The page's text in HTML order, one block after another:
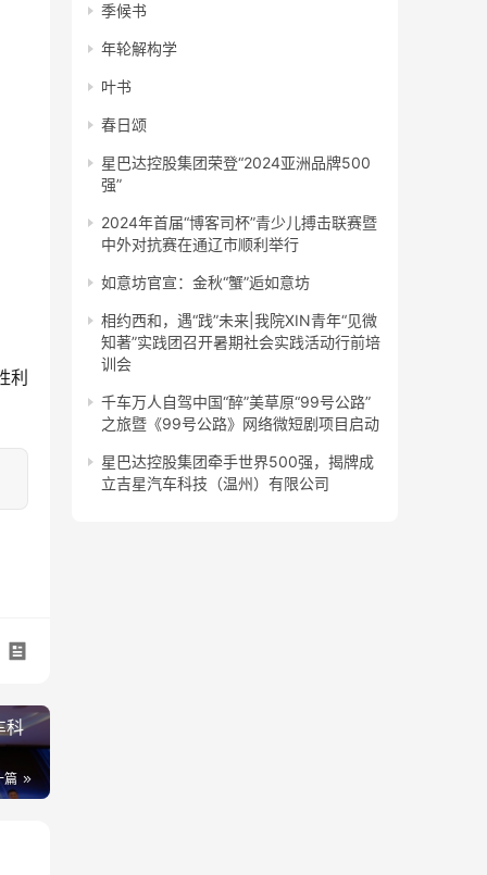
利
科
篇
季候书
年轮解构学
叶书
春日颂
星巴达控股集团荣登“2024亚洲品牌500
强”
2024年首届“博客司杯”青少儿搏击联赛暨
中外对抗赛在通辽市顺利举行
如意坊官宣：金秋“蟹”逅如意坊
相约西和，遇“践”未来|我院XIN青年“见微
知著”实践团召开暑期社会实践活动行前培
训会
千车万人自驾中国“醉”美草原“99号公路”
之旅暨《99号公路》网络微短剧项目启动
星巴达控股集团牵手世界500强，揭牌成
立吉星汽车科技（温州）有限公司